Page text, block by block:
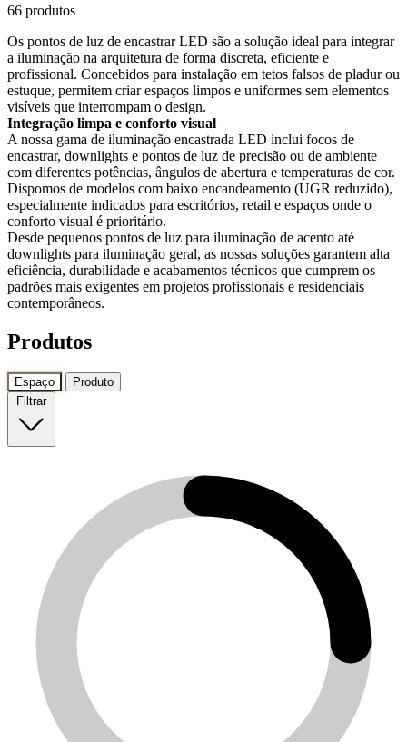
66 produtos
Os pontos de luz de encastrar LED são a solução ideal para integrar
a iluminação na arquitetura de forma discreta, eficiente e
profissional. Concebidos para instalação em tetos falsos de pladur ou
estuque, permitem criar espaços limpos e uniformes sem elementos
visíveis que interrompam o design.
Integração limpa e conforto visual
A nossa gama de iluminação encastrada LED inclui focos de
encastrar, downlights e pontos de luz de precisão ou de ambiente
com diferentes potências, ângulos de abertura e temperaturas de cor.
Dispomos de modelos com baixo encandeamento (UGR reduzido),
especialmente indicados para escritórios, retail e espaços onde o
conforto visual é prioritário.
Desde pequenos pontos de luz para iluminação de acento até
downlights para iluminação geral, as nossas soluções garantem alta
eficiência, durabilidade e acabamentos técnicos que cumprem os
padrões mais exigentes em projetos profissionais e residenciais
contemporâneos.
Produtos
Espaço
Produto
Filtrar